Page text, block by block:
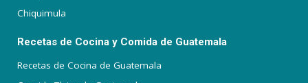
Chiquimula
Recetas de Cocina y Comida de Guatemala
Recetas de Cocina de Guatemala